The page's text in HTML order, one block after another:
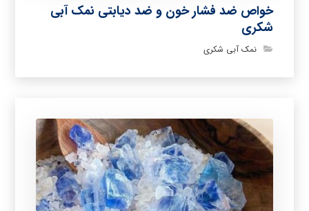
خواص ضد فشار خون و ضد دیابتی نمک آبی
شکری
نمک آبی شکری